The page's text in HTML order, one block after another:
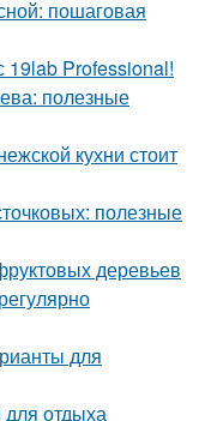
пошаговая
Professional!
полезные
кухни стоит
полезные
деревьев
для
отдыха